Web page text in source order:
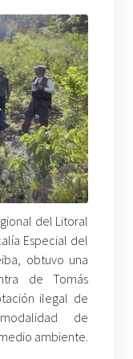
del Litoral
Especial del
obtuvo una
de Tomás
ilegal de
de
ambiente.